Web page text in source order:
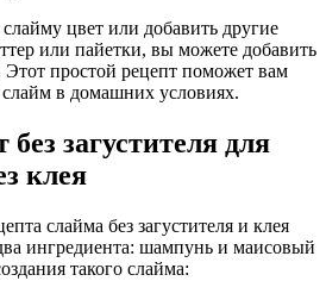
цвет или добавить другие
или пайетки, вы можете добавить
Этот простой рецепт поможет вам
слайм в домашних условиях.
загустителя для
клея
слайма без загустителя и клея
ингредиента: шампунь и маисовый
такого слайма: